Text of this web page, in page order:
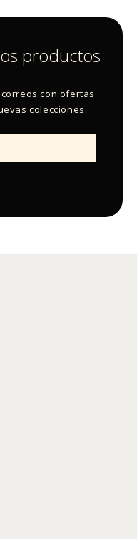
productos
con ofertas
colecciones.